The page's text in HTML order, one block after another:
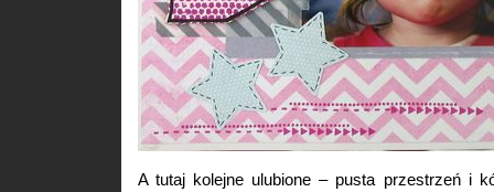
A tutaj kolejne ulubione – pusta przestrzeń i